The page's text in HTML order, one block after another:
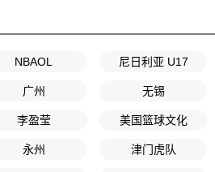
NBAOL 尼日利亚 U17
广州 无锡
李盈莹 美国篮球文化
永州 津门虎队